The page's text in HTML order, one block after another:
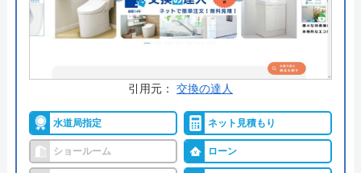
料金詳細を見る
今すぐ電話で相談する
受付時間： 9:00～18:00
住設ショップリライブ の基本情報
引用元： 交換の達人
水道局指定 ネット見積もり
ショールーム ローン